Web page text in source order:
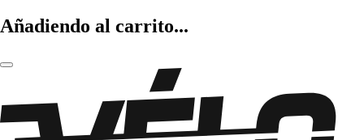
Añadiendo al carrito...